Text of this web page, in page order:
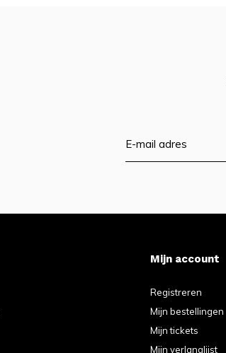
Mijn account
Registreren
Mijn bestellingen
Mijn tickets
Mijn verlanglijst